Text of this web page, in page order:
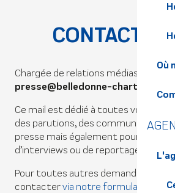
Où
CONTACT
Chargée de relations médias : Julia
presse@belledonne-
Ce mail est dédié à toutes vos
des parutions, des communiqués,
presse mais également pour toutes
d’interviews ou de reportages.
Pour toutes autres demandes, merci
contactervia notre formulaire de